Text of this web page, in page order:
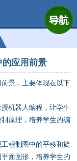
公司简介
产品展示
通用数控系统
定制数控系统
应用前景
景，主要体现在以下
机器人编程，让学生
原理，培养学生的编
程制图中的平移和旋
面图形，培养学生的